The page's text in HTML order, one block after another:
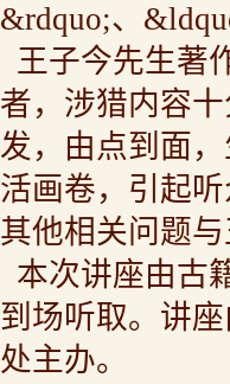
&rdquo;、
王子今先生著
者，涉猎内容
发，由点到面
活画卷，引起
其他相关问题
本次讲座由古
到场听取。讲
处主办。